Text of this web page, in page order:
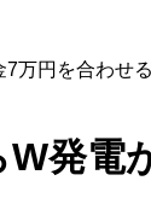
7万円を合わせ
W発電